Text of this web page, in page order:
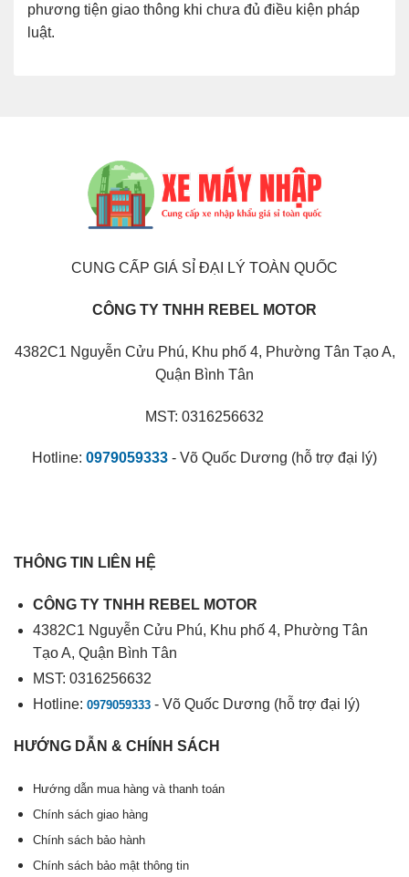
phương tiện giao thông khi chưa đủ điều kiện pháp
luật.
CUNG CẤP GIÁ SỈ ĐẠI LÝ TOÀN QUỐC
CÔNG TY TNHH REBEL MOTOR
4382C1 Nguyễn Cửu Phú, Khu phố 4, Phường Tân Tạo A,
Quận Bình Tân
MST: 0316256632
Hotline: 0979059333 - Võ Quốc Dương (hỗ trợ đại lý)
THÔNG TIN LIÊN HỆ
CÔNG TY TNHH REBEL MOTOR
4382C1 Nguyễn Cửu Phú, Khu phố 4, Phường Tân
Tạo A, Quận Bình Tân
MST: 0316256632
Hotline: 0979059333- Võ Quốc Dương (hỗ trợ đại lý)
HƯỚNG DẪN & CHÍNH SÁCH
Hướng dẫn mua hàng và thanh toán
Chính sách giao hàng
Chính sách bảo hành
Chính sách bảo mật thông tin